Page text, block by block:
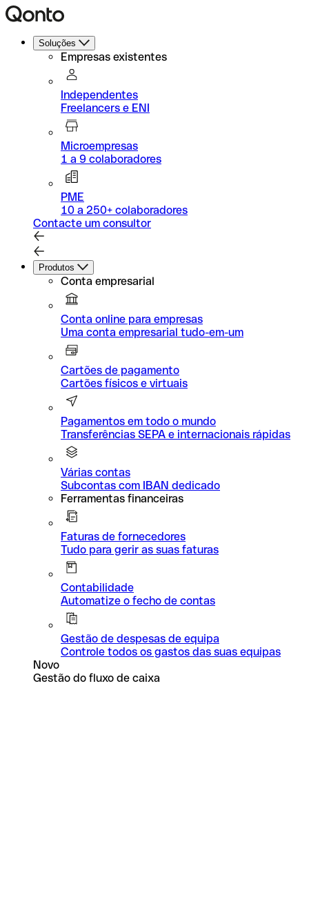
Soluções
Empresas existentes
Independentes
Freelancers e ENI
Microempresas
1 a 9 colaboradores
PME
10 a 250+ colaboradores
Contacte um consultor
Produtos
Conta empresarial
Conta online para empresas
Uma conta empresarial tudo-em-um
Cartões de pagamento
Cartões físicos e virtuais
Pagamentos em todo o mundo
Transferências SEPA e internacionais rápidas
Várias contas
Subcontas com IBAN dedicado
Ferramentas financeiras
Faturas de fornecedores
Tudo para gerir as suas faturas
Contabilidade
Automatize o fecho de contas
Gestão de despesas de equipa
Controle todos os gastos das suas equipas
Novo
Gestão do fluxo de caixa